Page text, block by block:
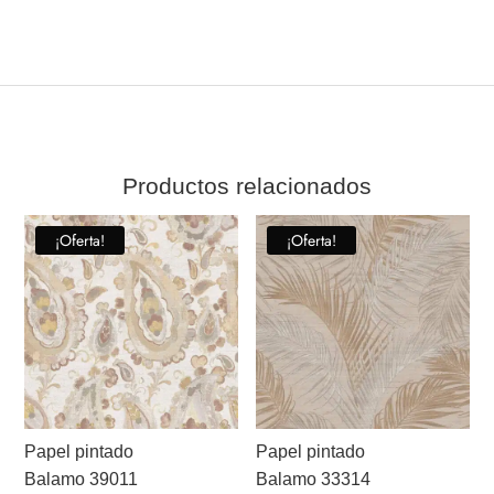
Productos relacionados
¡Oferta!
Papel pintado
Balamo 39011
¡Oferta!
Papel pintado
Balamo 33314